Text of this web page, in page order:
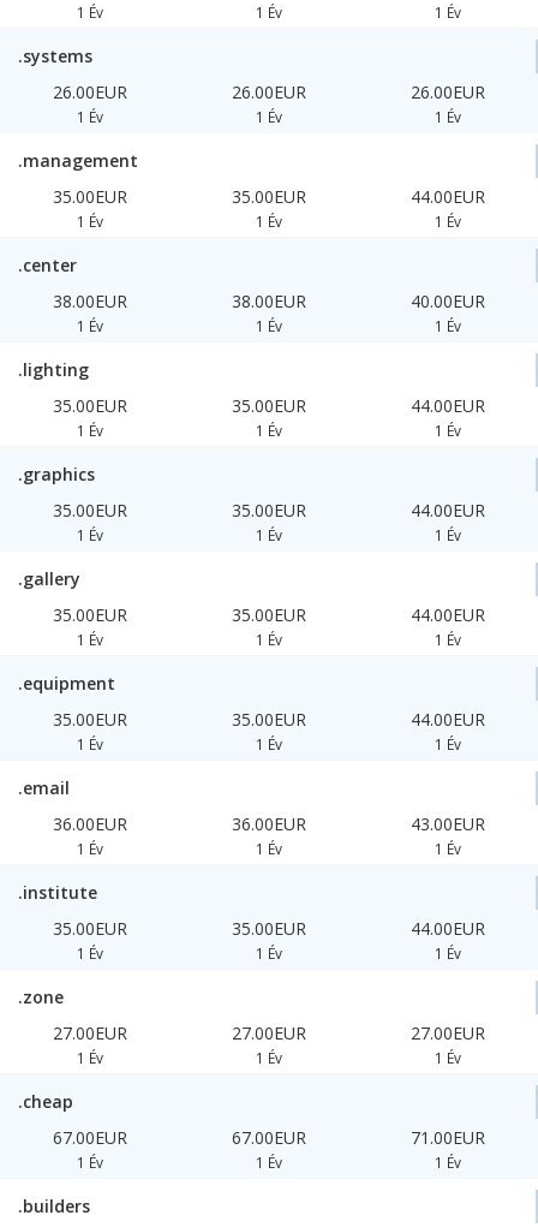
1 Év 1 Év 1 Év
.systems
26.00EUR
1 Év
26.00EUR
1 Év
26.00EUR
1 Év
.management
35.00EUR
1 Év
35.00EUR
1 Év
44.00EUR
1 Év
.center
38.00EUR
1 Év
38.00EUR
1 Év
40.00EUR
1 Év
.lighting
35.00EUR
1 Év
35.00EUR
1 Év
44.00EUR
1 Év
.graphics
35.00EUR
1 Év
35.00EUR
1 Év
44.00EUR
1 Év
.gallery
35.00EUR
1 Év
35.00EUR
1 Év
44.00EUR
1 Év
.equipment
35.00EUR
1 Év
35.00EUR
1 Év
44.00EUR
1 Év
.email
36.00EUR
1 Év
36.00EUR
1 Év
43.00EUR
1 Év
.institute
35.00EUR
1 Év
35.00EUR
1 Év
44.00EUR
1 Év
.zone
27.00EUR
1 Év
27.00EUR
1 Év
27.00EUR
1 Év
.cheap
67.00EUR
1 Év
67.00EUR
1 Év
71.00EUR
1 Év
.builders